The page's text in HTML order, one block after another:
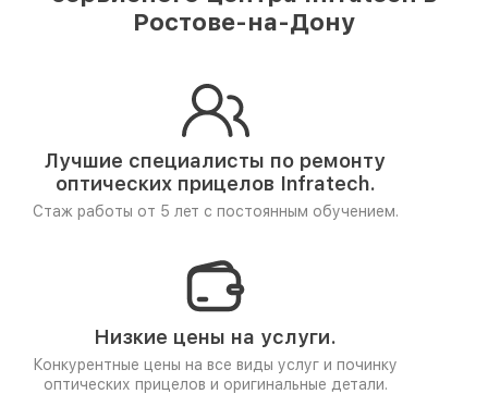
Ростове-на-Дону
Лучшие специалисты по ремонту
оптических прицелов Infratech.
Стаж работы от 5 лет с постоянным обучением.
Низкие цены на услуги.
Конкурентные цены на все виды услуг и починку
оптических прицелов и оригинальные детали.